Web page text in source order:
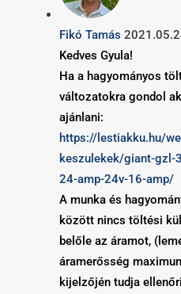
Fikó Tamás
Kedves Gyula!
Ha a hagyományos
változatokra gondol
ajánlani:
https://lestiakku.hu/
keszulekek/giant-
24-amp-24v-16-amp/
A munka és
között nincs töltési
belőle az áramot,
áramerősség
kijelzőjén tudja